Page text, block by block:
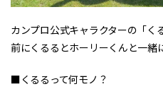
カンプロ公式キャラクターの「く
前にくるるとホーリーくんと一緒
■くるるって何モノ？